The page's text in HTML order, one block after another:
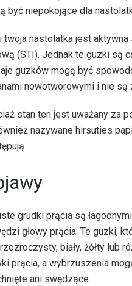
być niepokojące dla
twoja nastolatka jest
(STI). Jednak te guzki są
guzków mogą być
nowotworowymi i nie są
stan ten jest uważany za
nazywane hirsuties
grudki prącia są
głowy prącia. Te guzki,
biały, żółty lub
prącia, a wybrzuszenia
ani swędzące.